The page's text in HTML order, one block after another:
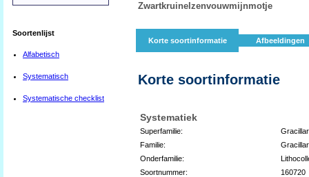
Soortenlijst
Alfabetisch
Systematisch
Systematische checklist
Zwartkruinelzenvouwmijnmotje
Korte soortinformatie Afbeeldingen
Korte soortinformatie
Systematiek
Superfamilie:
Familie:
Onderfamilie:
Soortnummer:
160720